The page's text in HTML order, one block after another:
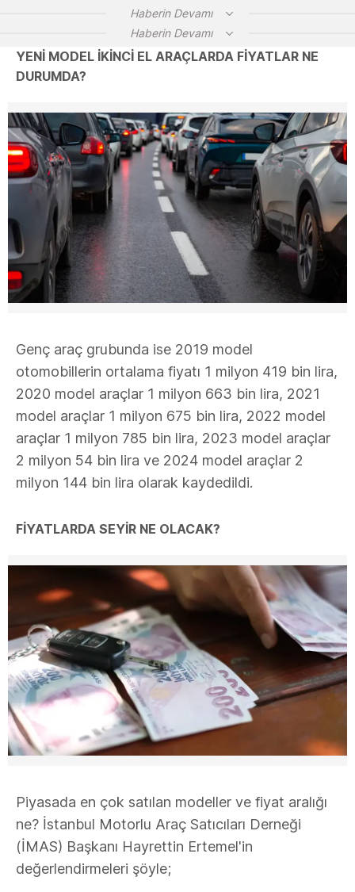
Haberin Devamı
Haberin Devamı
YENİ MODEL İKİNCİ EL ARAÇLARDA FİYATLAR NE
DURUMDA?
Genç araç grubunda ise 2019 model
otomobillerin ortalama fiyatı 1 milyon 419 bin lira,
2020 model araçlar 1 milyon 663 bin lira, 2021
model araçlar 1 milyon 675 bin lira, 2022 model
araçlar 1 milyon 785 bin lira, 2023 model araçlar
2 milyon 54 bin lira ve 2024 model araçlar 2
milyon 144 bin lira olarak kaydedildi.
FİYATLARDA SEYİR NE OLACAK?
Piyasada en çok satılan modeller ve fiyat aralığı
ne? İstanbul Motorlu Araç Satıcıları Derneği
(İMAS) Başkanı Hayrettin Ertemel'in
değerlendirmeleri şöyle;